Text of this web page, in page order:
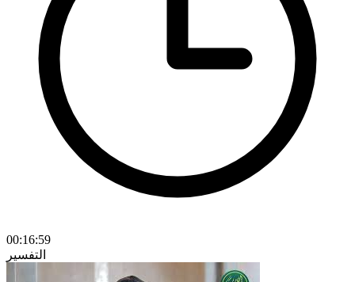
00:16:59
التفسير